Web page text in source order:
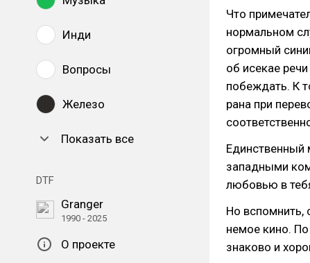
Инди
Вопросы
Железо
Показать все
DTF
Granger
1990 - 2025
О проекте
Что
нормальном
огромный
об исекае
побеждать. К
рана при
Единственный
западными
любовью в
Но вспомнить,
немое кино.
знаково и